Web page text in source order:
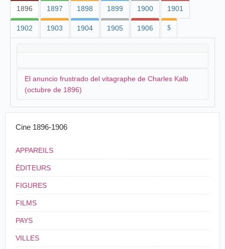
1896 1897 1898 1899 1900 1901
1902 1903 1904 1905 1906 $
El anuncio frustrado del vitagraphe de Charles Kalb
(octubre de 1896)
contacto con el ayuntamiento para unas sesiones de
Probablemente dentro de pocos días llegará
a esta ciudad Mr. Charles Kalb a exhibir en el
Teatro Principal las prodigiosas fotografías en
movimiento que tan ruidoso éxito han alcanzado
exhibido.
Cine 1896-1906
APPAREILS
ÉDITEURS
FIGURES
FILMS
PAYS
VILLES